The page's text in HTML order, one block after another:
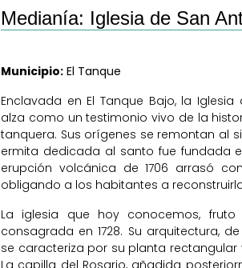
Medianía: Iglesia de San
Municipio: El Tanque
Enclavada en El Tanque Bajo, la
alza como un testimonio vivo de la
tanquera. Sus orígenes se remontan al
ermita dedicada al santo fue fundada
erupción volcánica de 1706 arrasó
obligando a los habitantes a
La iglesia que hoy conocemos,
consagrada en 1728. Su arquitectura,
se caracteriza por su planta
La capilla del Rosario, añadida